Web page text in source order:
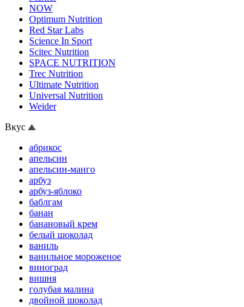
NOW
Optimum Nutrition
Red Star Labs
Science In Sport
Scitec Nutrition
SPACE NUTRITION
Trec Nutrition
Ultimate Nutrition
Universal Nutrition
Weider
Вкус
абрикос
апельсин
апельсин-манго
арбуз
арбуз-яблоко
баблгам
банан
банановый крем
белый шоколад
ваниль
ванильное мороженое
виноград
вишня
голубая малина
двойной шоколад